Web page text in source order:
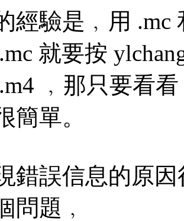
經驗是﹐用 .mc
就要按
﹐那只要看
簡單。
錯誤信息的原
問題﹐